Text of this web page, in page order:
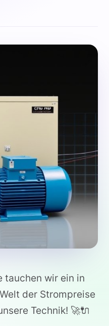
tauchen wir ein in
der Strompreise
Technik! 🚀🔌